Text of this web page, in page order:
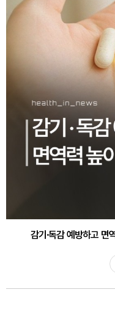
감기·독감 예방하고